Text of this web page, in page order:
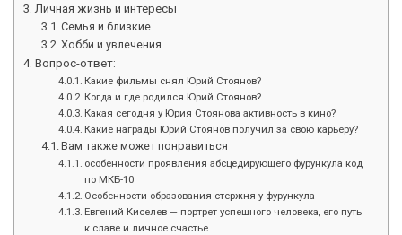
Личная жизнь и интересы
Семья и близкие
Хобби и увлечения
Вопрос-ответ:
Какие фильмы снял Юрий Стоянов?
Когда и где родился Юрий Стоянов?
Какая сегодня у Юрия Стоянова активность в кино?
Какие награды Юрий Стоянов получил за свою карьеру?
Вам также может понравиться
особенности проявления абсцедирующего фурункула код
по МКБ-10
Особенности образования стержня у фурункула
Евгений Киселев — портрет успешного человека, его путь
к славе и личное счастье